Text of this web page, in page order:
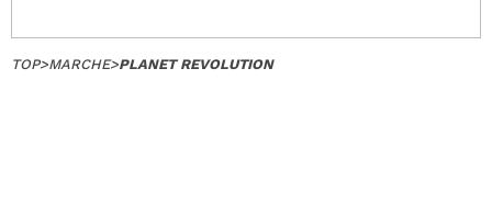
TOP>MARCHE>PLANET REVOLUTION